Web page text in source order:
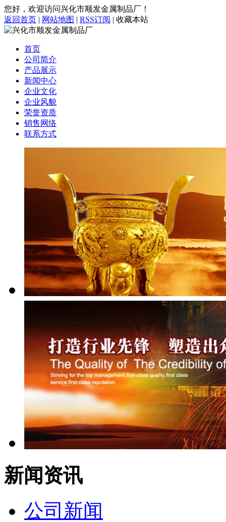
您好，欢迎访问兴化市顺发金属制品厂！
返回首页 | 网站地图 | RSS订阅 | 收藏本站
首页
公司简介
产品展示
新闻中心
企业文化
企业风貌
荣誉资质
销售网络
联系方式
新闻资讯
公司新闻